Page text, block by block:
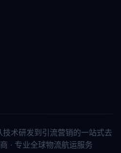
术研发到引流营销的一站式去
· 专业全球物流航运服务